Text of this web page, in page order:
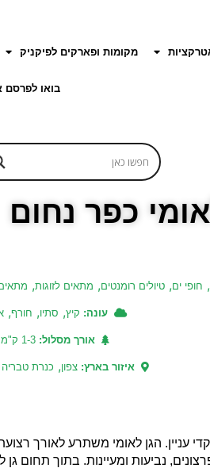
מקומות ופארקים לפיקניק
בואו לפרסם
כפר נחום
, חופי ים, טיולים רומנטים, מתאים לזוגות,
עונה: קיץ, סתיו, חורף,
אורך מסלול:1-3 ק"מ
איזור בארץ:צפון, כנרת
נביעות ומעיינות. בתוך תחום